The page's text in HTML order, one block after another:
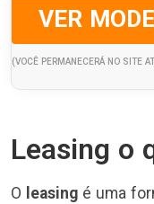
VER
(VOCÊ PERMANECERÁ NO SITE
Leasing o
O leasing é uma